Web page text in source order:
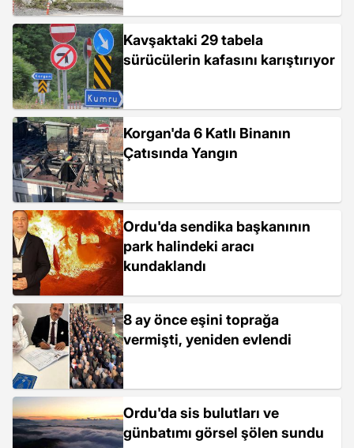
Kavşaktaki 29 tabela
sürücülerin kafasını karıştırıyor
Korgan'da 6 Katlı Binanın
Çatısında Yangın
Ordu'da sendika başkanının
park halindeki aracı
kundaklandı
8 ay önce eşini toprağa
vermişti, yeniden evlendi
Ordu'da sis bulutları ve
günbatımı görsel şölen sundu